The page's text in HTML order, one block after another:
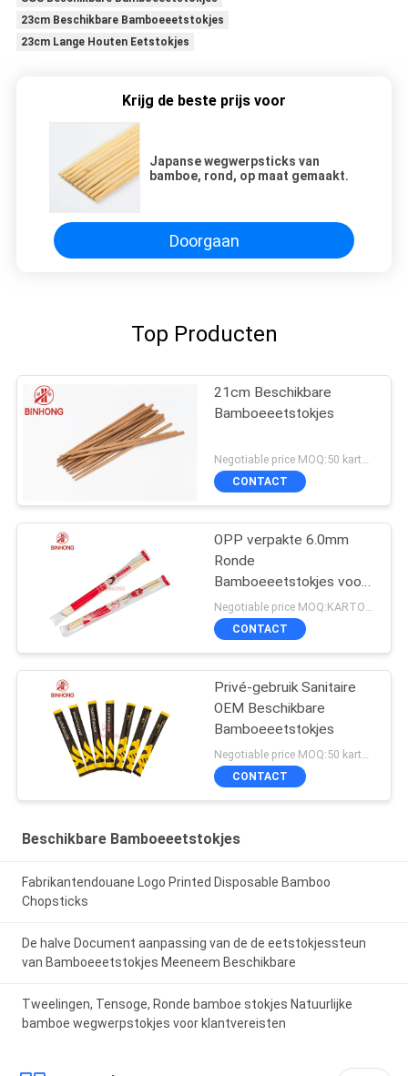
23cm Beschikbare Bamboeeetstokjes
23cm Lange Houten Eetstokjes
Krijg de beste prijs voor
Japanse wegwerpsticks van
bamboe, rond, op maat gemaakt.
Doorgaan
Top Producten
21cm Beschikbare
Bamboeeetstokjes
Negotiable price MOQ:50 karton
CONTACT
OPP verpakte 6.0mm
Ronde
Bamboeeetstokjes voor
Kerken
Negotiable price MOQ:KARTON 100
CONTACT
Privé-gebruik Sanitaire
OEM Beschikbare
Bamboeeetstokjes
Negotiable price MOQ:50 karton
CONTACT
Beschikbare Bamboeeetstokjes
Fabrikantendouane Logo Printed Disposable Bamboo
Chopsticks
De halve Document aanpassing van de de eetstokjessteun
van Bamboeeetstokjes Meeneem Beschikbare
Tweelingen, Tensoge, Ronde bamboe stokjes Natuurlijke
bamboe wegwerpstokjes voor klantvereisten